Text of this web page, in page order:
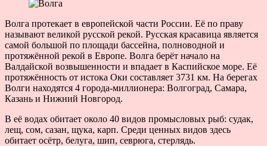
Волга протекает в европейской части России. Её по праву
называют великой русской рекой. Русская красавица является
самой большой по площади бассейна, полноводной и
протяжённой рекой в Европе. Волга берёт начало на
Валдайской возвышенности и впадает в Каспийское море. Её
протяжённость от истока Оки составляет 3731 км. На берегах
Волги находятся 4 города-миллионера: Волгоград, Самара,
Казань и Нижний Новгород.
В её водах обитает около 40 видов промысловых рыб: судак,
лещ, сом, сазан, щука, карп. Среди ценных видов здесь
обитает осётр, белуга, шип, севрюга, стерлядь.